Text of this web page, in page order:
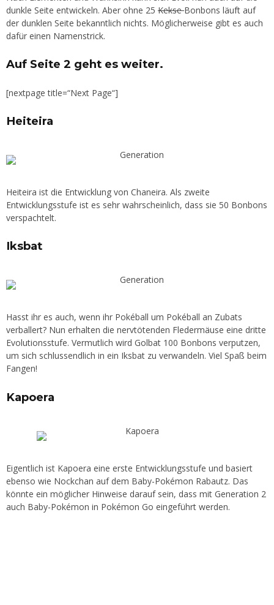
dunkle Seite entwickeln. Aber ohne 25 KekseBonbons läuft auf
der dunklen Seite bekanntlich nichts. Möglicherweise gibt es auch
dafür einen Namenstrick.
Auf Seite 2 geht es weiter.
[nextpage title=“Next Page“]
Heiteira
Heiteira ist die Entwicklung von Chaneira. Als zweite
Entwicklungsstufe ist es sehr wahrscheinlich, dass sie 50 Bonbons
verspachtelt.
Iksbat
Hasst ihr es auch, wenn ihr Pokéball um Pokéball an Zubats
verballert? Nun erhalten die nervtötenden Fledermäuse eine dritte
Evolutionsstufe. Vermutlich wird Golbat 100 Bonbons verputzen,
um sich schlussendlich in ein Iksbat zu verwandeln. Viel Spaß beim
Fangen!
Kapoera
Eigentlich ist Kapoera eine erste Entwicklungsstufe und basiert
ebenso wie Nockchan auf dem Baby-Pokémon Rabautz. Das
könnte ein möglicher Hinweise darauf sein, dass mit Generation 2
auch Baby-Pokémon in Pokémon Go eingeführt werden.